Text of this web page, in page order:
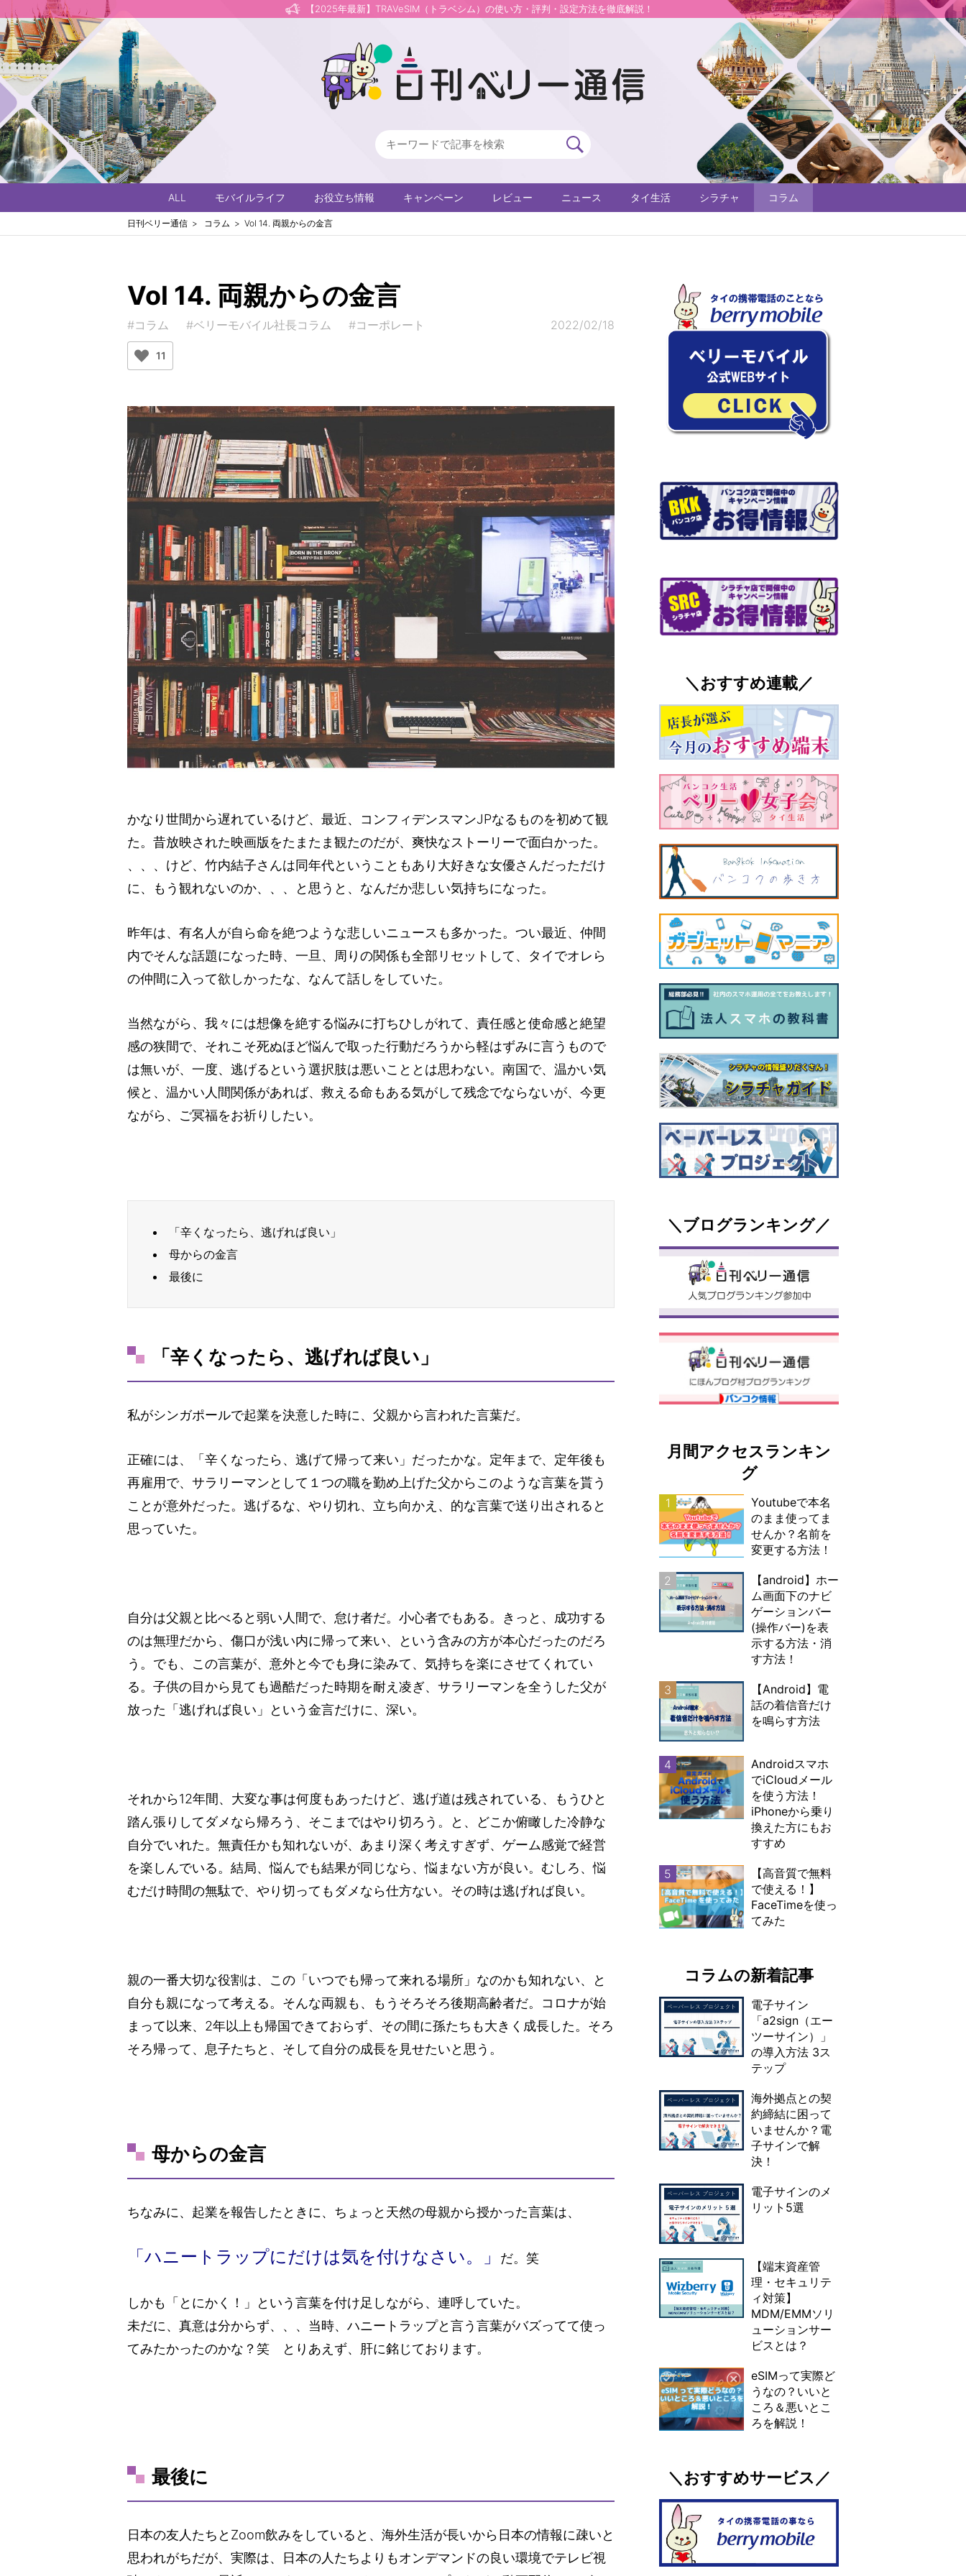
【2025年最新】TRAVeSIM（トラベシム）の使い方・評判・設定方法を徹底解説！
ALL モバイルライフ お役立ち情報 キャンペーン レビュー ニュース タイ生活 シラチャ コラム
日刊ベリー通信 コラム Vol 14. 両親からの金言
Vol 14. 両親からの金言
#コラム #ベリーモバイル社長コラム #コーポレート 2022/02/18
11
かなり世間から遅れているけど、最近、コンフィデンスマンJPなるものを初めて観
た。昔放映された映画版をたまたま観たのだが、爽快なストーリーで面白かった。
、、、けど、竹内結子さんは同年代ということもあり大好きな女優さんだっただけ
に、もう観れないのか、、、と思うと、なんだか悲しい気持ちになった。
昨年は、有名人が自ら命を絶つような悲しいニュースも多かった。つい最近、仲間
内でそんな話題になった時、一旦、周りの関係も全部リセットして、タイでオレら
の仲間に入って欲しかったな、なんて話しをしていた。
当然ながら、我々には想像を絶する悩みに打ちひしがれて、責任感と使命感と絶望
感の狭間で、それこそ死ぬほど悩んで取った行動だろうから軽はずみに言うもので
は無いが、一度、逃げるという選択肢は悪いこととは思わない。南国で、温かい気
候と、温かい人間関係があれば、救える命もある気がして残念でならないが、今更
ながら、ご冥福をお祈りしたい。
「辛くなったら、逃げれば良い」
母からの金言
最後に
「辛くなったら、逃げれば良い」
私がシンガポールで起業を決意した時に、父親から言われた言葉だ。
正確には、「辛くなったら、逃げて帰って来い」だったかな。定年まで、定年後も
再雇用で、サラリーマンとして１つの職を勤め上げた父からこのような言葉を貰う
ことが意外だった。逃げるな、やり切れ、立ち向かえ、的な言葉で送り出されると
思っていた。
自分は父親と比べると弱い人間で、怠け者だ。小心者でもある。きっと、成功する
のは無理だから、傷口が浅い内に帰って来い、という含みの方が本心だったのだろ
う。でも、この言葉が、意外と今でも身に染みて、気持ちを楽にさせてくれてい
る。子供の目から見ても過酷だった時期を耐え凌ぎ、サラリーマンを全うした父が
放った「逃げれば良い」という金言だけに、深い。
それから12年間、大変な事は何度もあったけど、逃げ道は残されている、もうひと
踏ん張りしてダメなら帰ろう、そこまではやり切ろう。と、どこか俯瞰した冷静な
自分でいれた。無責任かも知れないが、あまり深く考えすぎず、ゲーム感覚で経営
を楽しんでいる。結局、悩んでも結果が同じなら、悩まない方が良い。むしろ、悩
むだけ時間の無駄で、やり切ってもダメなら仕方ない。その時は逃げれば良い。
親の一番大切な役割は、この「いつでも帰って来れる場所」なのかも知れない、と
自分も親になって考える。そんな両親も、もうそろそろ後期高齢者だ。コロナが始
まって以来、2年以上も帰国できておらず、その間に孫たちも大きく成長した。そろ
そろ帰って、息子たちと、そして自分の成長を見せたいと思う。
母からの金言
ちなみに、起業を報告したときに、ちょっと天然の母親から授かった言葉は、
「ハニートラップにだけは気を付けなさい。」 だ。笑
しかも「とにかく！」という言葉を付け足しながら、連呼していた。
未だに、真意は分からず、、、当時、ハニートラップと言う言葉がバズってて使っ
てみたかったのかな？笑 とりあえず、肝に銘じております。
最後に
日本の友人たちとZoom飲みをしていると、海外生活が長いから日本の情報に疎いと
思われがちだが、実際は、日本の人たちよりもオンデマンドの良い環境でテレビ視
＼おすすめ連載／
＼ブログランキング／
月間アクセスランキン
グ
1
Youtubeで本名
のまま使ってま
せんか？名前を
変更する方法！
2
【android】ホー
ム画面下のナビ
ゲーションバー
(操作バー)を表
示する方法・消
す方法！
3
【Android】電
話の着信音だけ
を鳴らす方法
4
Androidスマホ
でiCloudメール
を使う方法！
iPhoneから乗り
換えた方にもお
すすめ
5
【高音質で無料
で使える！】
FaceTimeを使っ
てみた
コラムの新着記事
電子サイン
「a2sign（エー
ツーサイン）」
の導入方法 3ス
テップ
海外拠点との契
約締結に困って
いませんか？電
子サインで解
決！
電子サインのメ
リット5選
【端末資産管
理・セキュリテ
ィ対策】
MDM/EMMソリ
ューションサー
ビスとは？
eSIMって実際ど
うなの？いいと
ころ＆悪いとこ
ろを解説！
＼おすすめサービス／